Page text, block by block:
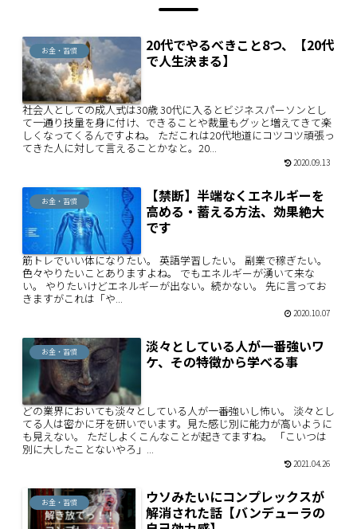
お金・習慣
20代でやるべきこと8つ、【20代
で人生決まる】
社会人としての成人式は30歳 30代に入るとビジネスパーソンとし
て一通り技量を身に付け、できることや裁量もグッと増えてきて楽
しくなってくるんですよね。 ただこれは20代地道にコツコツ頑張っ
てきた人に対して言えることかなと。20...
2020.09.13
お金・習慣
【禁断】半端なくエネルギーを
高める・蓄える方法、効果絶大
です
筋トレでいい体になりたい。 英語学習したい。 副業で稼ぎたい。
色々やりたいことありますよね。 でもエネルギーが湧いて来な
い。 やりたいけどエネルギーが出ない。続かない。 先に言ってお
きますがこれは「や...
2020.10.07
お金・習慣
淡々としている人が一番強いワ
ケ、その特徴から学べる事
どの業界においても淡々としている人が一番強いし怖い。 淡々とし
てる人は密かに牙を研いでいます。見た感じ別に能力が高いように
も見えない。 ただしよくこんなことが起きてますね。 「こいつは
別に大したことないやろ」...
2021.04.26
お金・習慣
ウソみたいにコンプレックスが
解消された話【バンデューラの